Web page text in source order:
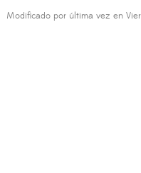
Modificado por última vez en